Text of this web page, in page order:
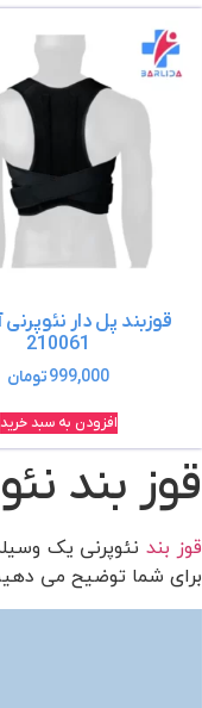
قوزبند پل دار نئوپرنی
210061
999,000تومان
افزودن به سبد خرید
قوز بند
قوز بند نئوپرنی یک
برای شما توضیح می